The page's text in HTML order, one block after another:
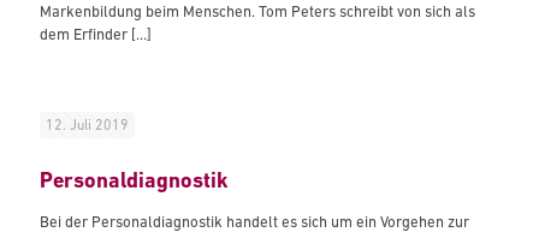
Markenbildung beim Menschen. Tom Peters schreibt von sich als
dem Erfinder […]
12. Juli 2019
Personaldiagnostik
Bei der Personaldiagnostik handelt es sich um ein Vorgehen zur